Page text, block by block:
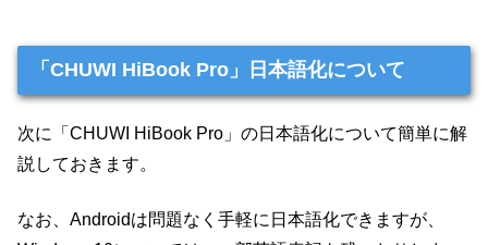
「CHUWI HiBook Pro」日本語化について
次に「CHUWI HiBook Pro」の日本語化について簡単に解
説しておきます。
なお、Androidは問題なく手軽に日本語化できますが、